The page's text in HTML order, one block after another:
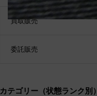
買取販売
委託販売
カテゴリー（状態ランク別）